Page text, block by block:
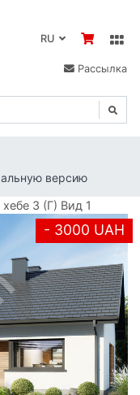
Рассылка
версию
3 (Г) Вид 1
- 3000 UAH